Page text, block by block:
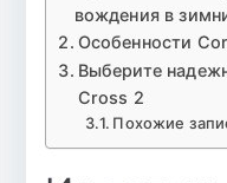
вождения в
Особенности
Выберите
Cross 2
Похожие